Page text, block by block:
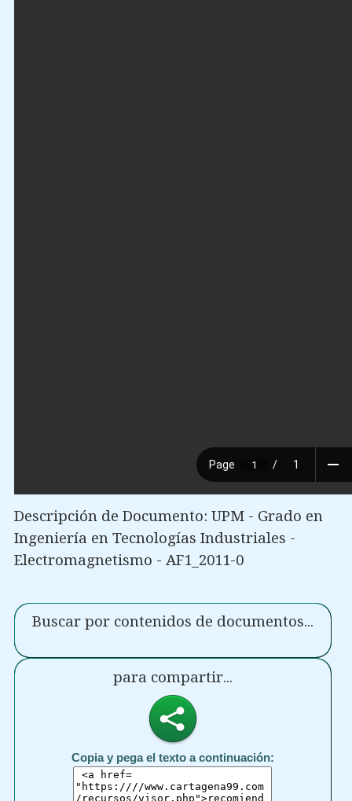
Descripción de Documento: UPM - Grado en
Ingeniería en Tecnologías Industriales -
Electromagnetismo - AF1_2011-0
Buscar por contenidos de documentos...
para compartir...
Copia y pega el texto a continuación: